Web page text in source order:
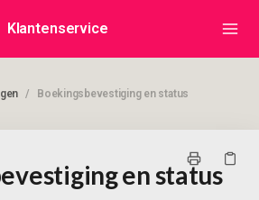
Klantenservice
/ Boekingsbevestiging en status
en status